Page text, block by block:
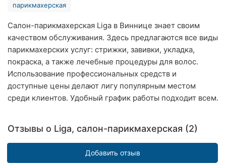
Киев
Харьков
Запорожье
Днепр
Львов
Рог
парикмахерская
Салон-парикмахерская Liga в Виннице знает своим
качеством обслуживания. Здесь предлагаются все виды
парикмахерских услуг: стрижки, завивки, укладка,
покраска, а также лечебные процедуры для волос.
Использование профессиональных средств и
доступные цены делают лигу популярным местом
среди клиентов. Удобный график работы подходит всем.
Отзывы о Liga, салон-парикмахерская (2)
Добавить отзыв